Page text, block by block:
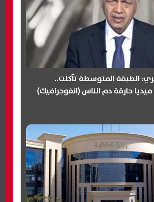
الطبقة المتوسطة تآكلت..
حارقة دم الناس (انفوجرافيك)